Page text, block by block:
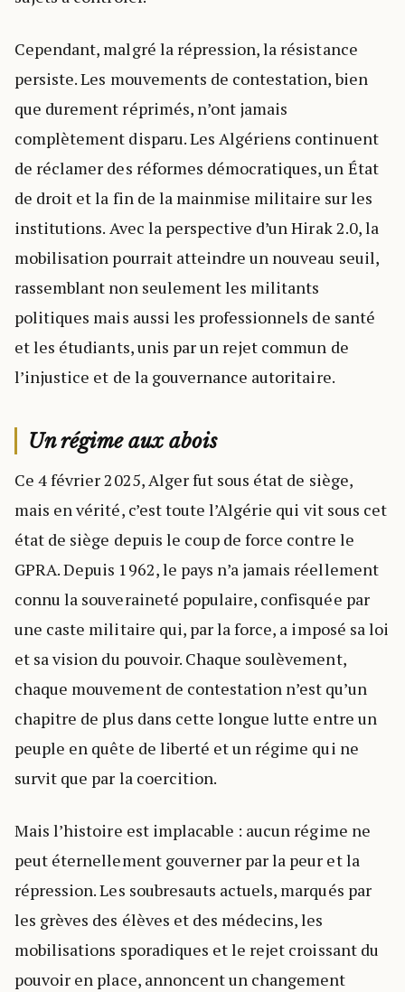
Cependant, malgré la répression, la résistance
persiste. Les mouvements de contestation, bien
que durement réprimés, n’ont jamais
complètement disparu. Les Algériens continuent
de réclamer des réformes démocratiques, un État
de droit et la fin de la mainmise militaire sur les
institutions. Avec la perspective d’un Hirak 2.0, la
mobilisation pourrait atteindre un nouveau seuil,
rassemblant non seulement les militants
politiques mais aussi les professionnels de santé
et les étudiants, unis par un rejet commun de
l’injustice et de la gouvernance autoritaire.
Un régime aux abois
Ce 4 février 2025, Alger fut sous état de siège,
mais en vérité, c’est toute l’Algérie qui vit sous cet
état de siège depuis le coup de force contre le
GPRA. Depuis 1962, le pays n’a jamais réellement
connu la souveraineté populaire, confisquée par
une caste militaire qui, par la force, a imposé sa loi
et sa vision du pouvoir. Chaque soulèvement,
chaque mouvement de contestation n’est qu’un
chapitre de plus dans cette longue lutte entre un
peuple en quête de liberté et un régime qui ne
survit que par la coercition.
Mais l’histoire est implacable : aucun régime ne
peut éternellement gouverner par la peur et la
répression. Les soubresauts actuels, marqués par
les grèves des élèves et des médecins, les
mobilisations sporadiques et le rejet croissant du
pouvoir en place, annoncent un changement